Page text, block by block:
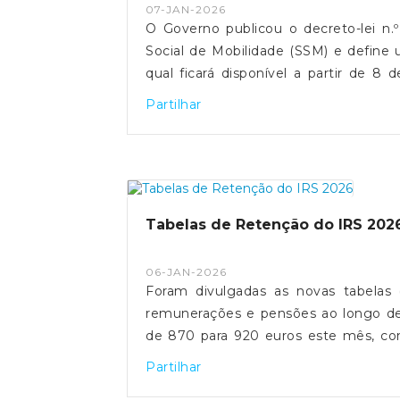
07-JAN-2026
O Governo publicou o decreto-lei
Social de Mobilidade (SSM) e
qual ficará disponível a partir de 8
autónomas e o continente,
será feito via Autenticação.gov,
poderão suportar apenas metade
nome do beneficiário ou de um
de 134 para 119 euros e pelos
"reconhece o subsídio social de
e territorial, contribuindo para mitigar
mais jovens que vivem/estudam nas ilhas e
Minuto
Partilhar
Tabelas de Retenção do IRS
06-JAN-2026
Foram divulgadas as novas
remunerações e pensões ao longo
de 870 para 920 euros este mês,
dois descontos obrigatórios: 11%
Partilhar